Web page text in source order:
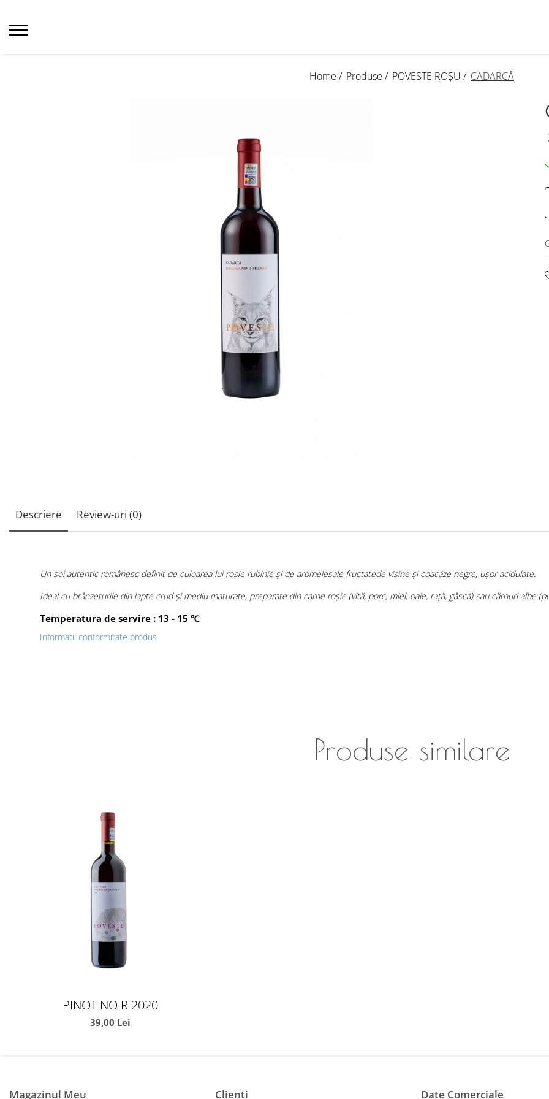
Home / Produse / POVESTE ROȘU / CADARCĂ
Descriere Review-uri (0)
Un soi autentic românesc definit de culoarea lui roșie rubinie și de aromelesale fructatede vișine și coacăze negre, ușor acidulate.
Ideal cu brânzeturile din lapte crud și mediu maturate, preparate din carne roșie (vită, porc, miel, oaie, rață, gâscă) sau cărnuri albe
Temperatura de servire : 13 - 15 ℃
Informatii conformitate produs
Produse similare
PINOT NOIR 2020
39,00 Lei
Magazinul Meu Clienti Date Comerciale